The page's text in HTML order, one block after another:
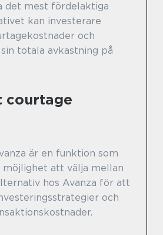
det mest fördelaktiga
kan investerare
och
totala avkastning på
courtage
är en funktion som
möjlighet att välja mellan
hos Avanza för att
och